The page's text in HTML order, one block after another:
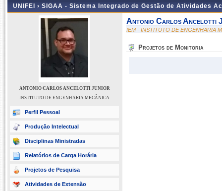
UNIFEI › SIGAA - Sistema Integrado de Gestão de Atividades
ANTONIO CARLOS ANCELOTTI JUNIOR
INSTITUTO DE ENGENHARIA MECÂNICA
Perfil Pessoal
Produção Intelectual
Disciplinas Ministradas
Relatórios de Carga Horária
Projetos de Pesquisa
Atividades de Extensão
Antonio Carlos Ancelotti
IEM - INSTITUTO DE ENGENHARIA
Projetos de Monitoria